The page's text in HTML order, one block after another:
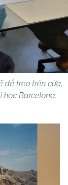
để treo trên cửa,
học Barcelona.